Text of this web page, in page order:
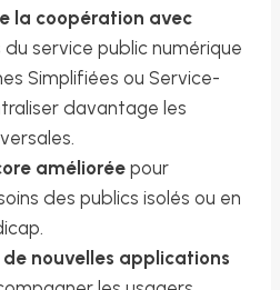
la coopération avec
du service public numérique
Simplifiées ou Service-
davantage les
amélioréepour
des publics isolés ou en
nouvelles applications